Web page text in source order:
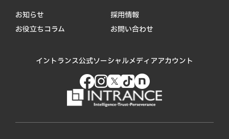
お知らせ
お役立ちコラム
採用情報
お問い合わせ
イントランス公式ソーシャルメディアアカウント